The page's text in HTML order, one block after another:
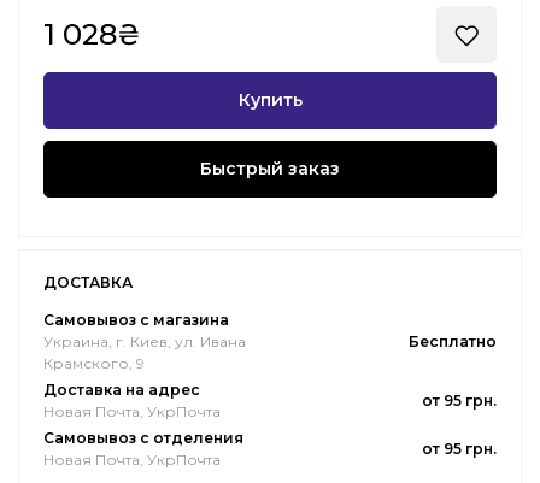
1 028₴
Купить
Быстрый заказ
ДОСТАВКА
Самовывоз с магазина
Украина, г. Киев, ул. Ивана
Крамского, 9
Бесплатно
Доставка на адрес
Новая Почта, УкрПочта
от 95 грн.
Самовывоз с отделения
Новая Почта, УкрПочта
от 95 грн.